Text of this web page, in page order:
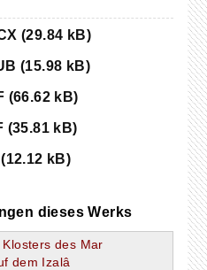
(29.84 kB)
(15.98 kB)
(66.62 kB)
(35.81 kB)
(12.12 kB)
dieses Werks
des Mar
dem Izalâ